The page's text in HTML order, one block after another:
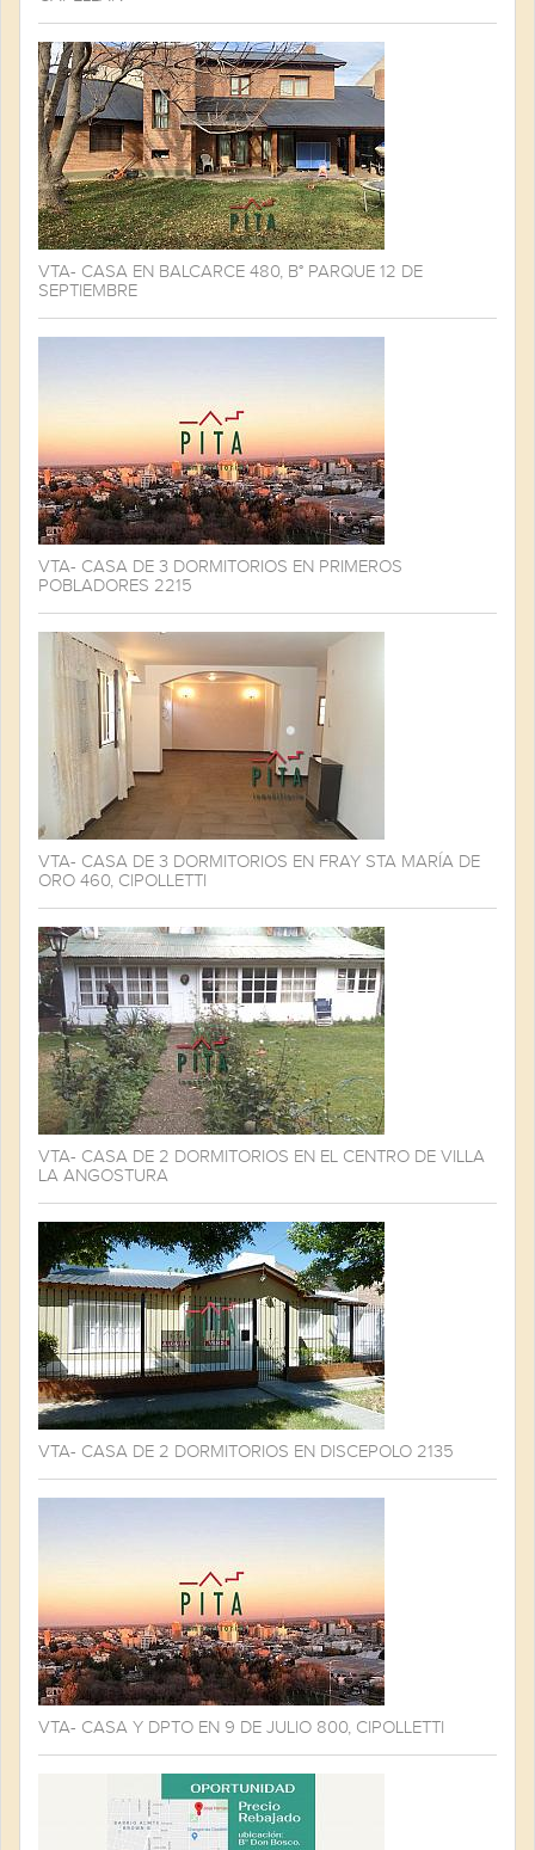
VTA- CASA EN BALCARCE 480, B° PARQUE 12 DE
SEPTIEMBRE
VTA- CASA DE 3 DORMITORIOS EN PRIMEROS
POBLADORES 2215
VTA- CASA DE 3 DORMITORIOS EN FRAY STA MARÍA DE
ORO 460, CIPOLLETTI
VTA- CASA DE 2 DORMITORIOS EN EL CENTRO DE VILLA
LA ANGOSTURA
VTA- CASA DE 2 DORMITORIOS EN DISCEPOLO 2135
VTA- CASA Y DPTO EN 9 DE JULIO 800, CIPOLLETTI